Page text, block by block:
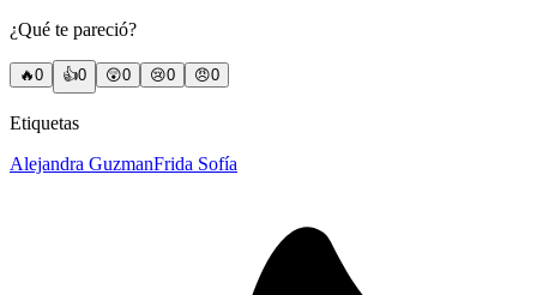
¿Qué te pareció?
🔥0 👍0 😲0 😢0 😠0
Etiquetas
Alejandra GuzmanFrida Sofía